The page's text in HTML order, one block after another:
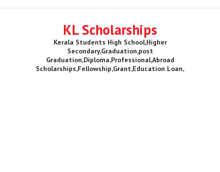
KL Scholarships
Kerala Students High School,Higher
Secondary,Graduation,post
Graduation,Diploma,Professional,Abroad
Scholarships,Fellowship,Grant,Education Loan,